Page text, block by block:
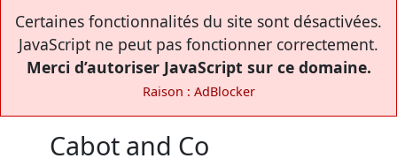
Certaines fonctionnalités du site sont désactivées.
JavaScript ne peut pas fonctionner correctement.
Merci d’autoriser JavaScript sur ce domaine.
Raison : AdBlocker
Cabot and Co